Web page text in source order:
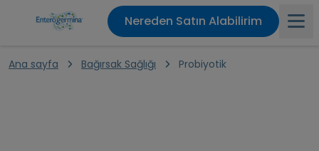
Nereden Satın Alabilirim
Ana sayfa
Ana sayfa Bağırsak Sağlığı Probiyotik